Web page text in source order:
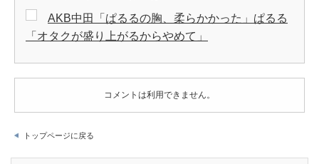
AKB中田「ぱるるの胸、柔らかかった」ぱるる
「オタクが盛り上がるからやめて」
コメントは利用できません。
トップページに戻る